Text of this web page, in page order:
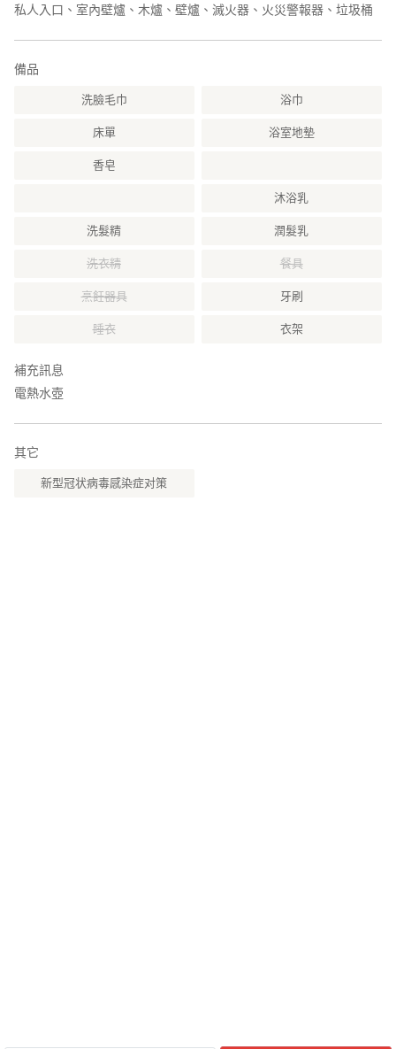
■岡留幸福站（車程約10分鐘）
目前，這是日本唯一以「幸福」（koufuku，指幸福）命名的車
因為可以購買「幸福」票而備受矚目。
■相良三十三觀音（人吉球磨地區）
35座寺廟分別供奉著一位受神恩庇佑的觀世音菩薩。
自18世紀末以來，這一地區一直是「朝聖之地」。
寺廟在春分和秋分期間向公眾開放。
■球磨燒酒廠（約5分鐘車程）
■從新八代站經高速公路開車60分鐘
■本民宿為住宅型民宿，與傳統的旅館或飯店不同。
預訂時我們會詢問您的要求。
■由於周圍環境相對安靜，請勿大聲喧嘩。
此外，晚上10點後請保持房間安靜。
■ 附近沒有24小時營業的商店。
私人入口、室內壁爐、木爐、壁爐、滅火器、火災警報器、垃圾桶
備品
洗臉毛巾 浴巾
床單 浴室地墊
香皂
沐浴乳
洗髮精 潤髮乳
洗衣精 餐具
烹飪器具 牙刷
睡衣 衣架
補充訊息
電熱水壺
其它
新型冠状病毒感染症对策